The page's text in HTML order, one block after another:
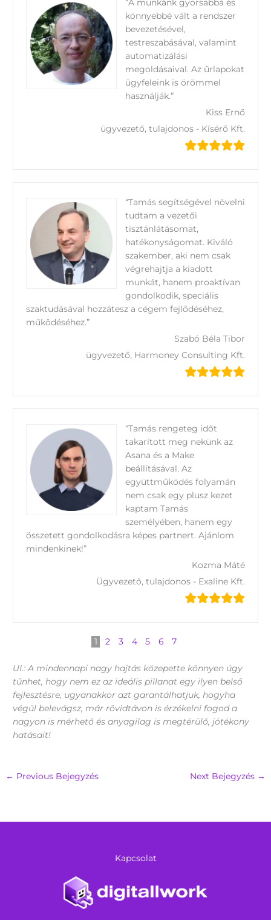
“A munkánk gyorsabbá és
könnyebbé vált a rendszer
bevezetésével,
testreszabásával, valamint
automatizálási
megoldásaival. Az űrlapokat
ügyfeleink is örömmel
használják.”
Kiss Ernő
ügyvezető, tulajdonos - Kísérő Kft.
“Tamás segítségével növelni
tudtam a vezetői
tisztánlátásomat,
hatékonyságomat. Kiváló
szakember, aki nem csak
végrehajtja a kiadott
munkát, hanem proaktívan
gondolkodik, speciális
szaktudásával hozzátesz a cégem fejlődéséhez,
működéséhez.”
Szabó Béla Tibor
ügyvezető, Harmoney Consulting Kft.
“Tamás rengeteg időt
takarított meg nekünk az
Asana és a Make
beállításával. Az
együttműködés folyamán
nem csak egy plusz kezet
kaptam Tamás
személyében, hanem egy
összetett gondolkodásra képes partnert. Ajánlom
mindenkinek!”
Kozma Máté
Ügyvezető, tulajdonos - Exaline Kft.
1 2 3 4 5 6 7
UI.: A mindennapi nagy hajtás közepette könnyen úgy
tűnhet, hogy nem ez az ideális pillanat egy ilyen belső
fejlesztésre, ugyanakkor azt garantálhatjuk, hogyha
végül belevágsz, már rövidtávon is érzékelni fogod a
nagyon is mérhető és anyagilag is megtérülő, jótékony
hatásait!
← Previous Bejegyzés Next Bejegyzés →
Kapcsolat